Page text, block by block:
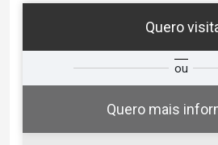
Quero
ou
Quero mais
Qual o melhor dia